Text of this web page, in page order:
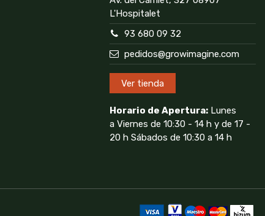
L'Hospitalet
93 680 09 32
pedidos@growimagine.com
Ver tienda
Horario de Apertura: Lunes
a Viernes de 10:30 - 14 h y de 17 -
20 h Sábados de 10:30 a 14 h